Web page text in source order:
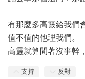
有那麼多高靈給我們
值不值的他理我們。
高靈就算閒著沒事幹
支持 反對